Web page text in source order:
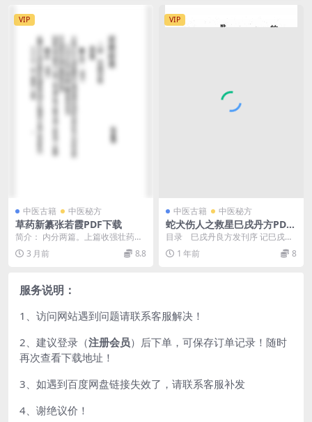
VIP
中医古籍 中医秘方
草药新纂张若霞PDF下载
简介： 内分两篇。上篇收强壮药、
行气药、止痛宁睡药、吐药、发表
药、祛痰药等15类...
3 月前 8.8
VIP
中医古籍 中医秘方
蛇犬伤人之救星巳戌丹方PDF
下载
目录 巳戌丹良方发刊序 记巳戌丹
原方之由来 巳戌丹原方 巳戌丹治
验 ...1 年前 8
服务说明：
1、访问网站遇到问题请联系客服解决！
2、建议登录（注册会员）后下单，可保存订单记录！随时
再次查看下载地址！
3、如遇到百度网盘链接失效了，请联系客服补发
4、谢绝议价！